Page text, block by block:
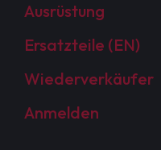
Ausrüstung
Ersatzteile (EN)
Wiederverkäufer
Anmelden